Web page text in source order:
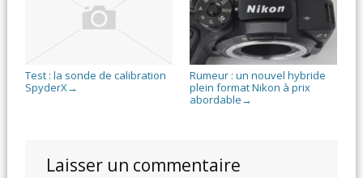
Test : la sonde de calibration
SpyderX→
Rumeur : un nouvel hybride
plein format Nikon à prix
abordable →
Laisser un commentaire